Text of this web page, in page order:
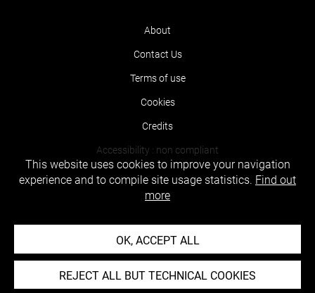
About
Contact Us
Terms of use
Cookies
Credits
Accessibility : non compliant
This website uses cookies to improve your navigation
experience and to compile site usage statistics. Find out
more
OK, ACCEPT ALL
REJECT ALL BUT TECHNICAL COOKIES